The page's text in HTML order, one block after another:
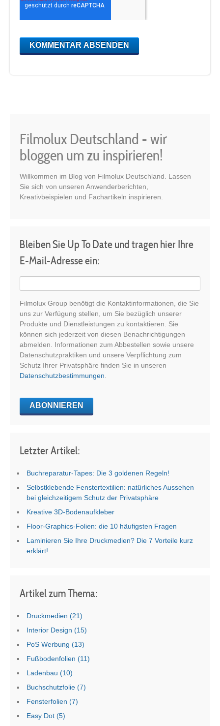
Filmolux Deutschland - wir
bloggen um zu inspirieren!
Willkommen im Blog von Filmolux Deutschland. Lassen
Sie sich von unseren Anwenderberichten,
Kreativbeispielen und Fachartikeln inspirieren.
Bleiben Sie Up To Date und tragen hier Ihre
E-Mail-Adresse ein:
Filmolux Group benötigt die Kontaktinformationen, die Sie
uns zur Verfügung stellen, um Sie bezüglich unserer
Produkte und Dienstleistungen zu kontaktieren. Sie
können sich jederzeit von diesen Benachrichtigungen
abmelden. Informationen zum Abbestellen sowie unsere
Datenschutzpraktiken und unsere Verpflichtung zum
Schutz Ihrer Privatsphäre finden Sie in unseren
Datenschutzbestimmungen.
Letzter Artikel:
Buchreparatur-Tapes: Die 3 goldenen Regeln!
Selbstklebende Fenstertextilien: natürliches Aussehen
bei gleichzeitigem Schutz der Privatsphäre
Kreative 3D-Bodenaufkleber
Floor-Graphics-Folien: die 10 häufigsten Fragen
Laminieren Sie Ihre Druckmedien? Die 7 Vorteile kurz
erklärt!
Artikel zum Thema:
Druckmedien (21)
Interior Design (15)
PoS Werbung (13)
Fußbodenfolien (11)
Ladenbau (10)
Buchschutzfolie (7)
Fensterfolien (7)
Easy Dot (5)